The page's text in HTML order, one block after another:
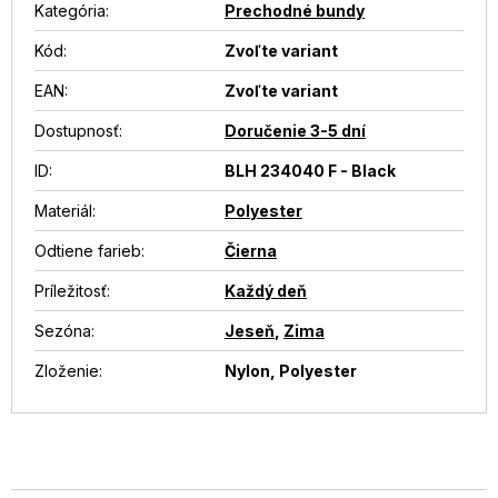
Kategória: Prechodné bundy
Kód: Zvoľte variant
EAN: Zvoľte variant
Dostupnosť: Doručenie 3-5 dní
ID: BLH 234040 F - Black
Materiál: Polyester
Odtiene farieb: Čierna
Príležitosť: Každý deň
Sezóna: Jeseň Zima
Zloženie: Nylon, Polyester